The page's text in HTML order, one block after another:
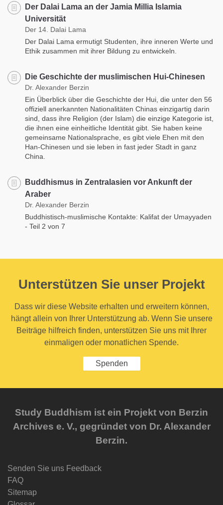
Der Dalai Lama an der Jamia Millia Islamia
Universität
Der 14. Dalai Lama
Der Dalai Lama ermutigt Studenten, ihre inneren Werte und
Ethik zusammen mit ihrer Bildung zu entwickeln.
Die Geschichte der muslimischen Hui-Chinesen
Dr. Alexander Berzin
Ein Überblick über die Geschichte der Hui, die unter den 56
offiziell anerkannten Nationalitäten Chinas einzigartig darin
sind, dass ihre Religion (der Islam) die einzige Kategorie ist,
die ihnen eine einheitliche Identität gibt. Sie haben keine
gemeinsame Nationalsprache, es gibt viele Ehen mit den
Han-Chinesen und sie leben in fast jeder Stadt in ganz
China.
Buddhismus in Zentralasien vor Ankunft der
Araber
Dr. Alexander Berzin
Buddhistisch-muslimische Kontakte: Kalifat der Umayyaden
- Teil 2 von 7
Unterstützen Sie unser Projekt
Dass wir diese Website erhalten und erweitern können,
hängt allein von Ihrer Unterstützung ab. Wenn Sie unsere
Beiträge hilfreich finden, unterstützen Sie uns mit Ihrer
einmaligen oder monatlichen Spende.
Spenden
Study Buddhism ist ein Projekt von Berzin
Archives e. V., gegründet von Dr. Alexander
Berzin.
Senden Sie uns Feedback
FAQ
Sitemap